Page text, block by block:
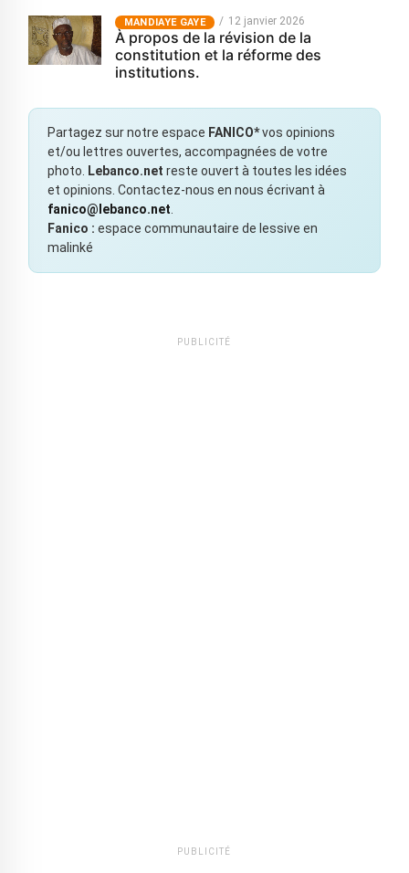
MANDIAYE GAYE 12 janvier 2026
À propos de la révision de la
constitution et la réforme des
institutions.
Partagez sur notre espace FANICO*vos opinions
et/ou lettres ouvertes, accompagnées de votre
photo.
Lebanco.net reste ouvert à toutes les idées
et opinions. Contactez-nous en nous écrivant à
fanico@lebanco.net
Fanico : espace communautaire de lessive en
malinké
PUBLICITÉ
PUBLICITÉ